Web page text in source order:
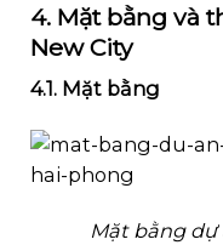
4. Mặt bằng và
New City
4.1. Mặt bằng
Mặt bằng dự